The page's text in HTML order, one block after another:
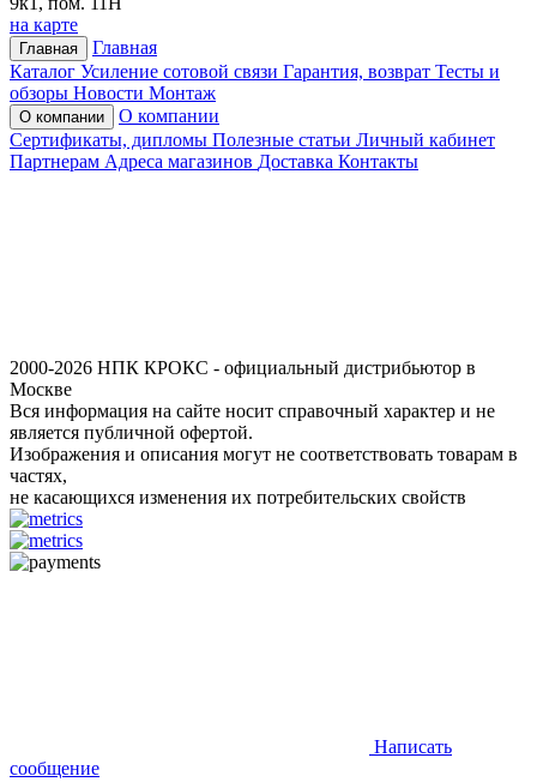
на карте
Главная
Главная
Каталог Усиление сотовой связи Гарантия, возврат Тесты и
обзоры Новости Монтаж
О компании
О компании
Сертификаты, дипломы Полезные статьи Личный кабинет
Партнерам Адреса магазинов Доставка Контакты
2000-2026 НПК КРОКС - официальный дистрибьютор в
Москве
Вся информация на сайте носит справочный характер и не
является публичной офертой.
Изображения и описания могут не соответствовать товарам в
частях,
не касающихся изменения их потребительских свойств
Написать
сообщение